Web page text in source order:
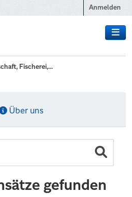
Anmelden
Fischerei,...
Über uns
gefunden